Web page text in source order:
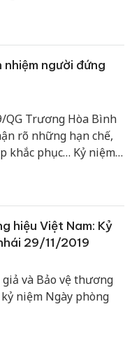
người đứng
Trương Hòa Bình
rõ những hạn chế,
khắc phục… Kỷ niệm
hiệu Việt Nam: Kỷ
29/11/2019
và Bảo vệ thương
niệm Ngày phòng